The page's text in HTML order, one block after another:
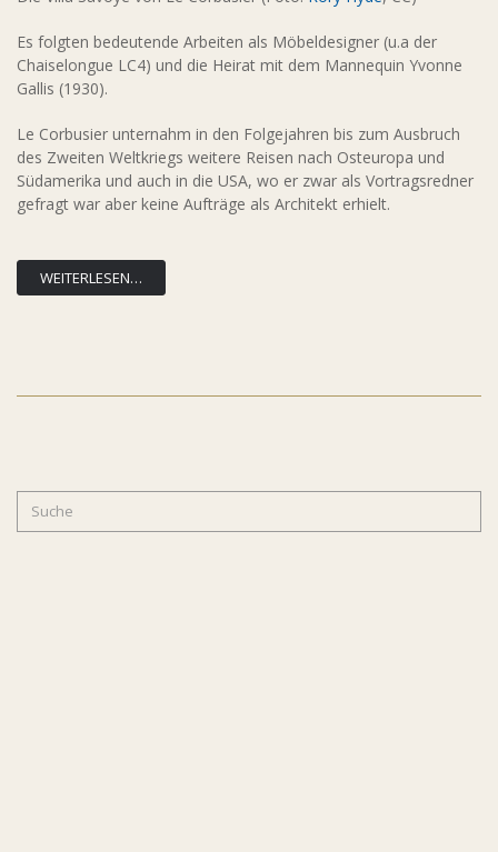
Es folgten bedeutende Arbeiten als Möbeldesigner (u.a der
Chaiselongue LC4) und die Heirat mit dem Mannequin Yvonne
Gallis (1930).
Le Corbusier unternahm in den Folgejahren bis zum Ausbruch
des Zweiten Weltkriegs weitere Reisen nach Osteuropa und
Südamerika und auch in die USA, wo er zwar als Vortragsredner
gefragt war aber keine Aufträge als Architekt erhielt.
WEITERLESEN…